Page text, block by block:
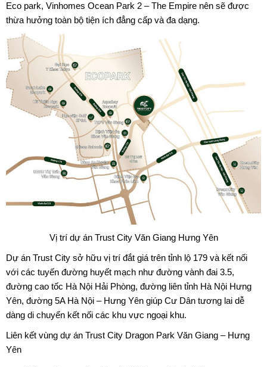
Eco park, Vinhomes Ocean Park 2 – The Empire nên sẽ được
thừa hưởng toàn bộ tiện ích đẳng cấp và đa dạng.
Vị trí dự án Trust City Văn Giang Hưng Yên
Dự án Trust City sở hữu vị trí đắt giá trên tỉnh lộ 179 và kết nối
với các tuyến đường huyết mạch như đường vành đai 3.5,
đường cao tốc Hà Nội Hải Phòng, đường liên tỉnh Hà Nội Hưng
Yên, đường 5A Hà Nội – Hưng Yên giúp Cư Dân tương lai dễ
dàng di chuyển kết nối các khu vực ngoại khu.
Liên kết vùng dự án Trust City Dragon Park Văn Giang – Hưng
Yên